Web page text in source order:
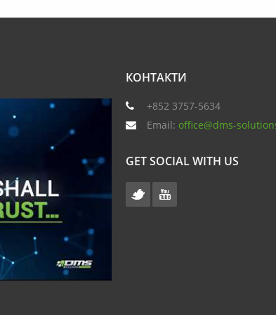
КОНТАКТИ
+852 3757-5634
Email: office@dms-
GET SOCIAL WITH US